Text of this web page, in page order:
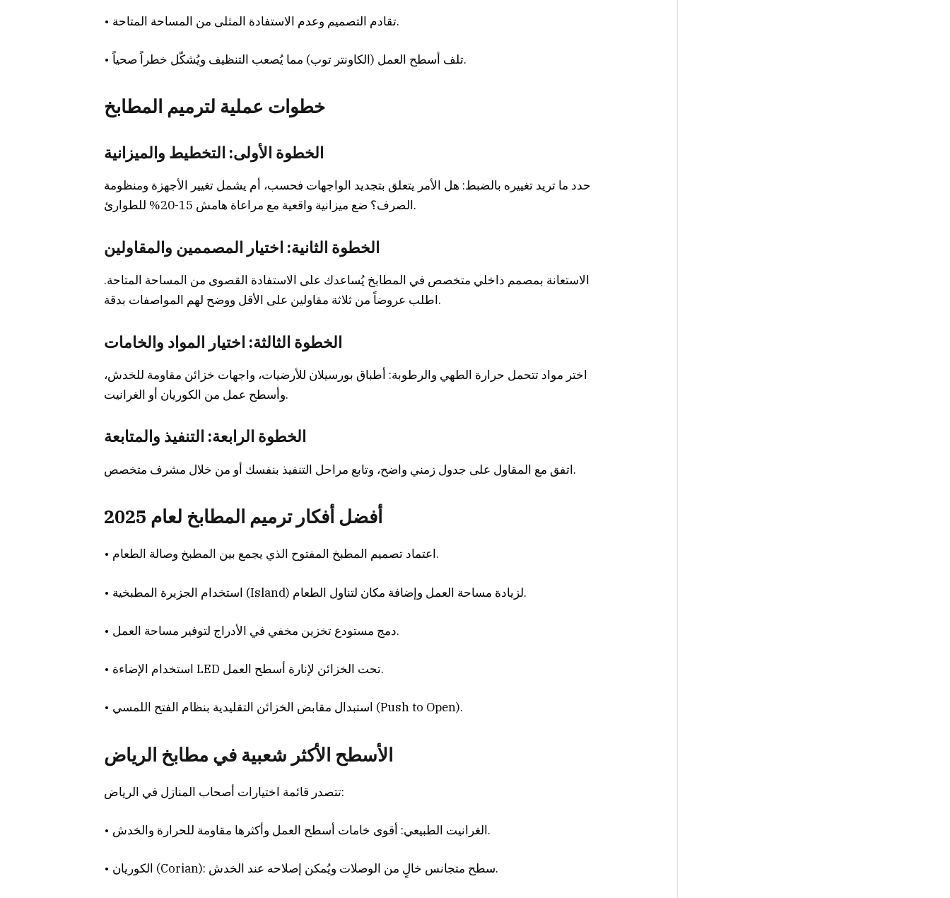
• تقادم التصميم وعدم الاستفادة المثلى من المساحة المتاحة.
• تلف أسطح العمل (الكاونتر توب) مما يُصعب التنظيف ويُشكّل خطراً صحياً.
خطوات عملية لترميم المطابخ
الخطوة الأولى: التخطيط والميزانية
حدد ما تريد تغييره بالضبط: هل الأمر يتعلق بتجديد الواجهات فحسب، أم يشمل تغيير الأجهزة ومنظومة
الصرف؟ ضع ميزانية واقعية مع مراعاة هامش 15-20% للطوارئ.
الخطوة الثانية: اختيار المصممين والمقاولين
الاستعانة بمصمم داخلي متخصص في المطابخ يُساعدك على الاستفادة القصوى من المساحة المتاحة.
اطلب عروضاً من ثلاثة مقاولين على الأقل ووضح لهم المواصفات بدقة.
الخطوة الثالثة: اختيار المواد والخامات
اختر مواد تتحمل حرارة الطهي والرطوبة: أطباق بورسيلان للأرضيات، واجهات خزائن مقاومة للخدش،
وأسطح عمل من الكوريان أو الغرانيت.
الخطوة الرابعة: التنفيذ والمتابعة
اتفق مع المقاول على جدول زمني واضح، وتابع مراحل التنفيذ بنفسك أو من خلال مشرف متخصص.
أفضل أفكار ترميم المطابخ لعام 2025
• اعتماد تصميم المطبخ المفتوح الذي يجمع بين المطبخ وصالة الطعام.
• استخدام الجزيرة المطبخية (Island) لزيادة مساحة العمل وإضافة مكان لتناول الطعام.
• دمج مستودع تخزين مخفي في الأدراج لتوفير مساحة العمل.
• استخدام الإضاءة LED تحت الخزائن لإنارة أسطح العمل.
• استبدال مقابض الخزائن التقليدية بنظام الفتح اللمسي (Push to Open).
الأسطح الأكثر شعبية في مطابخ الرياض
تتصدر قائمة اختيارات أصحاب المنازل في الرياض:
• الغرانيت الطبيعي: أقوى خامات أسطح العمل وأكثرها مقاومة للحرارة والخدش.
• الكوريان (Corian): سطح متجانس خالٍ من الوصلات ويُمكن إصلاحه عند الخدش.